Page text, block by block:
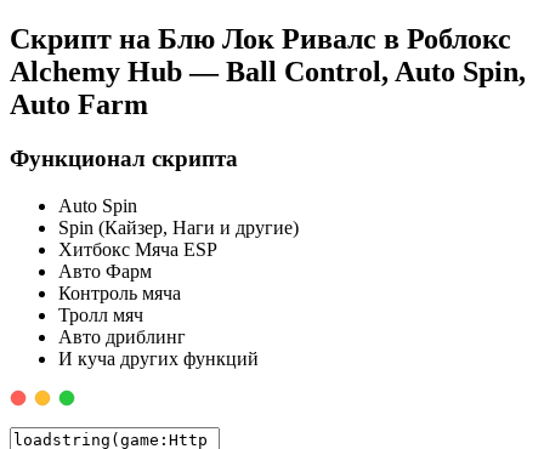
Скрипт на Блю Лок Ривалс в Роблокс
Alchemy Hub — Ball Control, Auto Spin,
Auto Farm
Функционал скрипта
Auto Spin
Spin (Кайзер, Наги и другие)
Хитбокс Мяча ESP
Авто Фарм
Контроль мяча
Тролл мяч
Авто дриблинг
И куча других функций